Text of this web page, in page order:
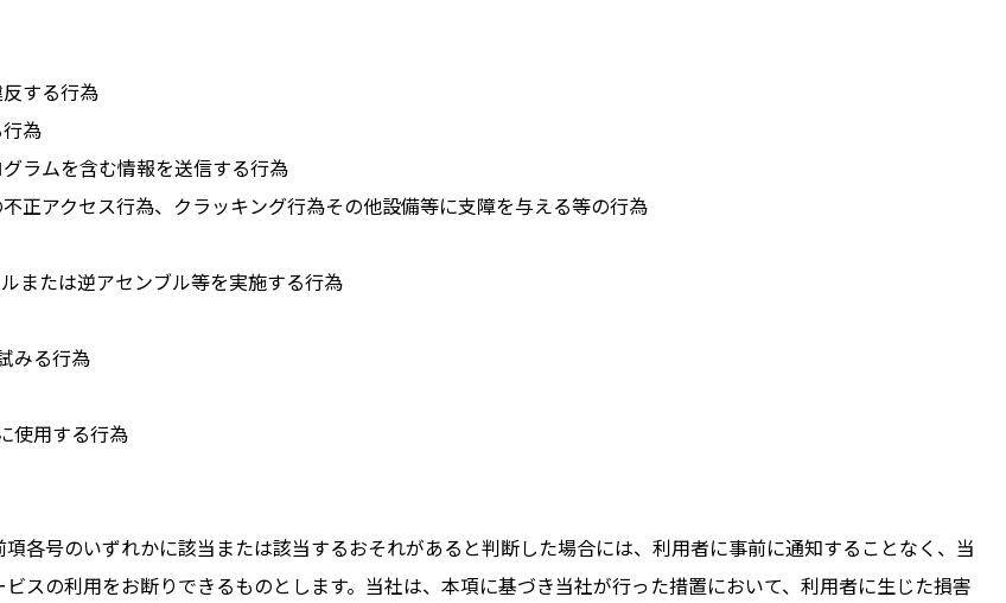
する行為
為
ラムを含む情報を送信する行為
正アクセス行為、クラッキング行為その他設備等に支障を与える等の行為
または逆アセンブル等を実施する行為
みる行為
使用する行為
各号のいずれかに該当または該当するおそれがあると判断した場合には、利用者に事前に通知することなく、当
スの利用をお断りできるものとします。当社は、本項に基づき当社が行った措置において、利用者に生じた損害